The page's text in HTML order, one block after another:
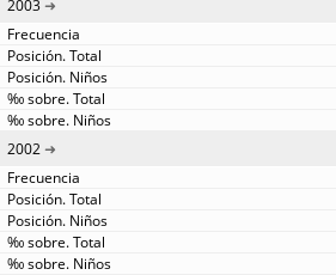
2003
2002